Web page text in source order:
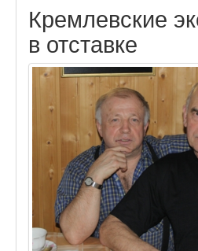
Кремлевские
в отставке